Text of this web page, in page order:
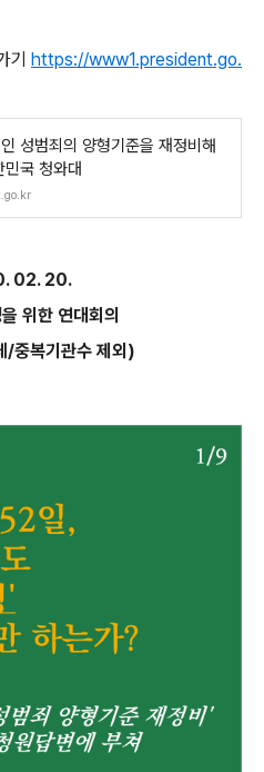
기 https://www1.president.go.
성범죄의 양형기준을 재정비해
국 청와대
02. 20.
위한 연대회의
/중복기관수 제외 )